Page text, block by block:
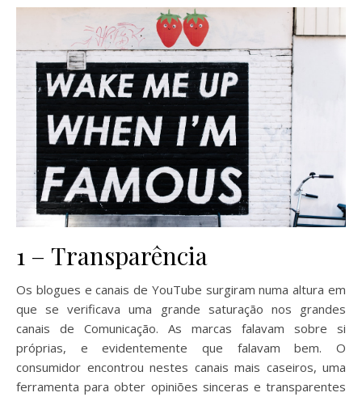
1 – Transparência
Os blogues e canais de YouTube surgiram numa altura em
que se verificava uma grande saturação nos grandes
canais de Comunicação. As marcas falavam sobre si
próprias, e evidentemente que falavam bem. O
consumidor encontrou nestes canais mais caseiros, uma
ferramenta para obter opiniões sinceras e transparentes